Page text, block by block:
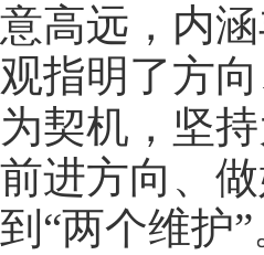
意高远，内
观指明了方
为契机，坚
前进方向、
到“两个维护”